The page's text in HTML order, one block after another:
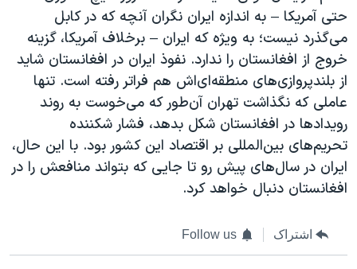
حتی آمریکا – به اندازه ایران نگران آنچه که در کابل
می‌گذرد نیست؛ به ویژه که ایران – برخلاف آمریکا، گزینه
خروج از افغانستان را ندارد. نفوذ ایران در افغانستان شاید
از بلندپروازی‌های منطقه‌ای‌اش هم فراتر رفته است. تنها
عاملی که نگذاشت تهران آن‌طور که می‌خوست به روند
رویدادها در افغانستان شکل بدهد، فشار شکننده
تحریم‌های بین‌المللی بر اقتصاد این کشور بود. با این حال،
ایران در سال‌های پیش رو تا جایی که بتواند منافعش را در
افغانستان دنبال خواهد کرد.
اشتراک Follow us